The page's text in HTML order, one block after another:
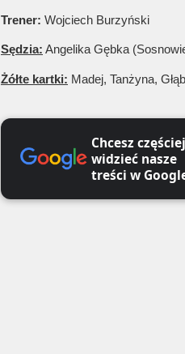
Trener: Wojciech Burzyński
Sędzia: Angelika Gębka
Żółte kartki: Madej, Tanżyna,
Chcesz częściej
widzieć nasze
treści w